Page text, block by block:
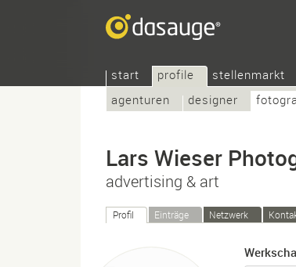
start
profile
agenturen
designer
stellenmarkt
Lars Wieser
advertising & art
Profil Einträge Netzwerk